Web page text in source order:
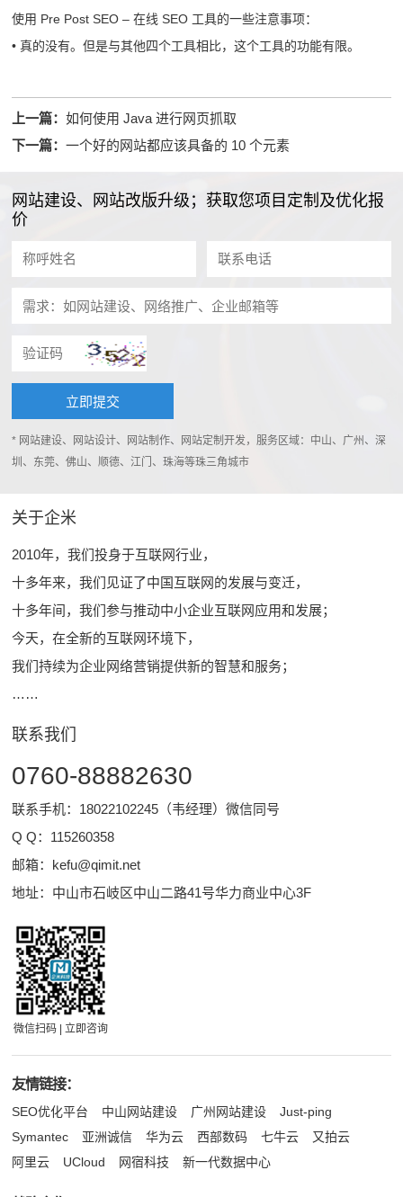
使用 Pre Post SEO – 在线 SEO 工具的一些注意事项：
• 真的没有。但是与其他四个工具相比，这个工具的功能有限。
上一篇：如何使用 Java 进行网页抓取
下一篇：一个好的网站都应该具备的 10 个元素
网站建设、网站改版升级；获取您项目定制及优化报
价
* 网站建设、网站设计、网站制作、网站定制开发，服务区域：中山、广州、深
圳、东莞、佛山、顺德、江门、珠海等珠三角城市
关于企米
2010年，我们投身于互联网行业，
十多年来，我们见证了中国互联网的发展与变迁，
十多年间，我们参与推动中小企业互联网应用和发展；
今天，在全新的互联网环境下，
我们持续为企业网络营销提供新的智慧和服务；
……
联系我们
0760-88882630
联系手机：18022102245（韦经理）微信同号
Q Q： 115260358
邮箱： kefu@qimit.net
地址：中山市石岐区中山二路41号华力商业中心3F
微信扫码 | 立即咨询
友情链接：
SEO优化平台 中山网站建设 广州网站建设
Just-ping
Symantec
亚洲诚信 华为云 西部数码 七牛云
又拍云
阿里云
UCloud 网宿科技 新一代数据中心